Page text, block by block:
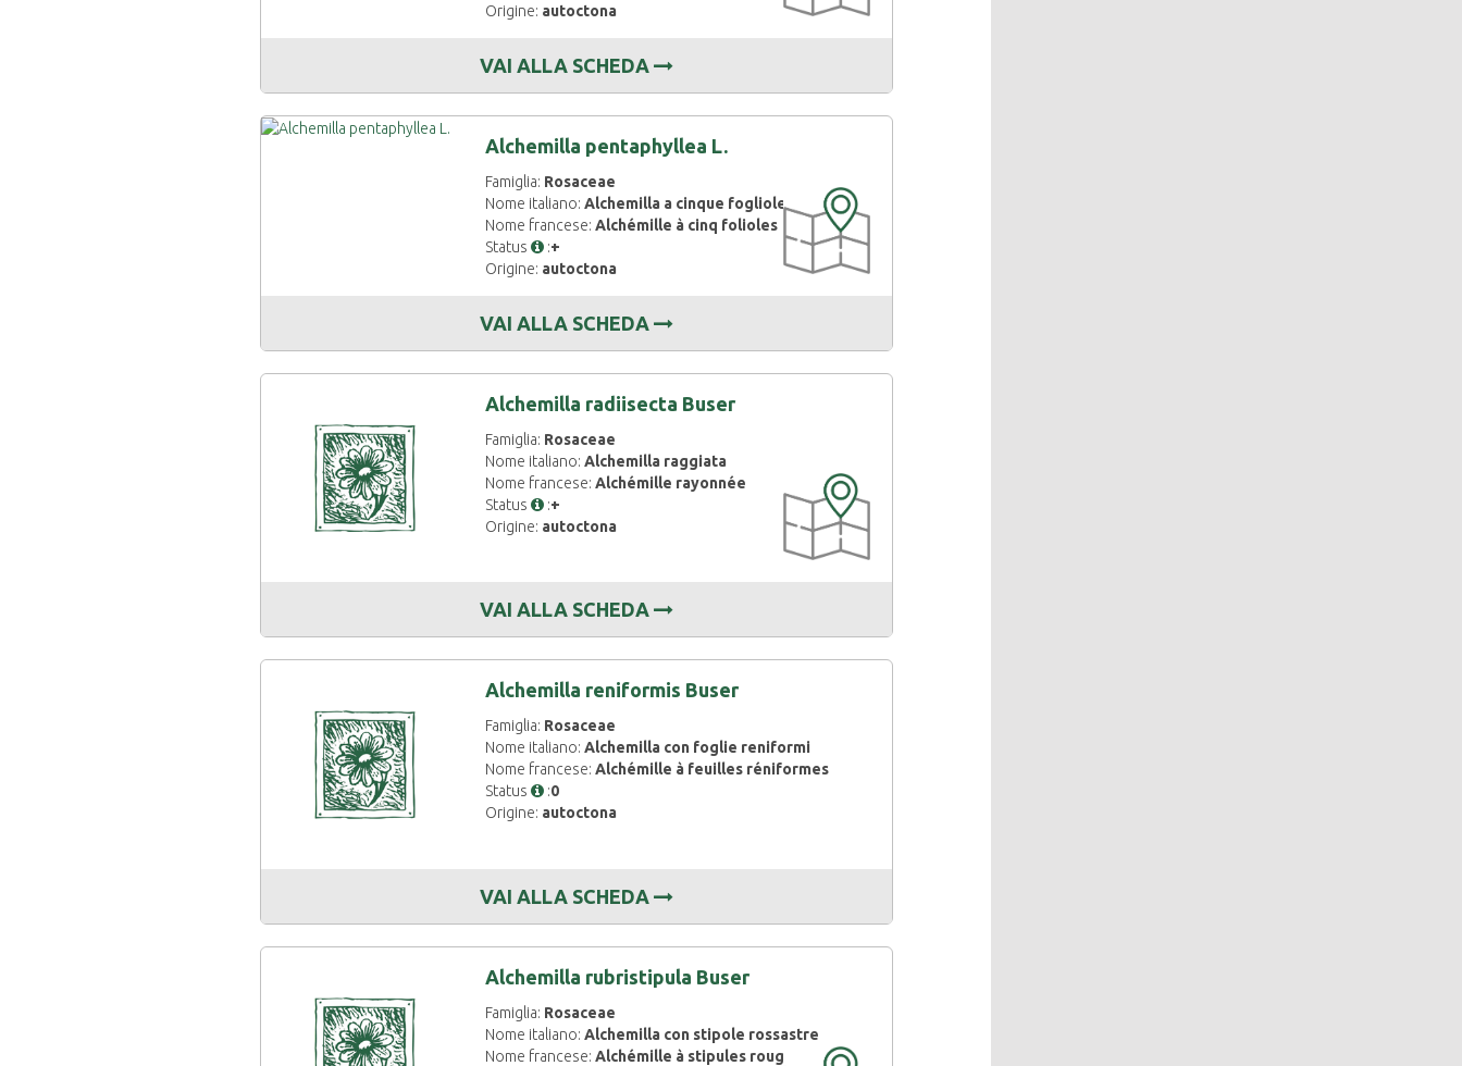
Origine: autoctona
VAI ALLA SCHEDA
Alchemilla pentaphyllea L.
Famiglia: Rosaceae
Nome italiano:Alchemilla a cinque fogliole
Nome francese:Alchémille à cinq folioles
Status
:+
Origine: autoctona
CARTOGRAFIA
DISPONIBILE
VAI ALLA SCHEDA
Alchemilla radiisecta Buser
Famiglia: Rosaceae
Nome italiano:Alchemilla raggiata
Nome francese:Alchémille rayonnée
Status
:+
Origine: autoctona
CARTOGRAFIA
DISPONIBILE
VAI ALLA SCHEDA
Alchemilla reniformis Buser
Famiglia: Rosaceae
Nome italiano:Alchemilla con foglie reniformi
Nome francese:Alchémille à feuilles réniformes
Status
:0
Origine: autoctona
VAI ALLA SCHEDA
Alchemilla rubristipula Buser
Famiglia: Rosaceae
Nome italiano:Alchemilla con stipole rossastre
Nome francese:Alchémille à stipules rougeâtres
CARTOGRAFIA